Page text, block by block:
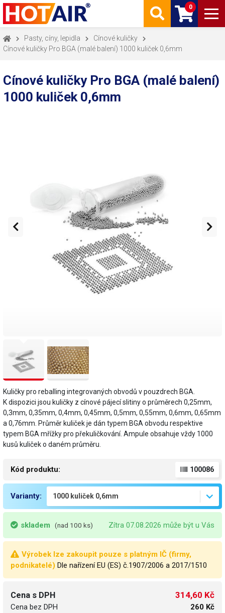
0
Pasty, cíny, lepidla
Cínové kuličky
Cínové kuličky Pro BGA (malé balení) 1000 kuliček 0,6mm
Cínové kuličky Pro BGA (malé balení)
1000 kuliček 0,6mm
Kuličky pro reballing integrovaných obvodů v pouzdrech BGA.
K dispozici jsou kuličky z cínové pájecí slitiny o průměrech 0,25mm,
0,3mm, 0,35mm, 0,4mm, 0,45mm, 0,5mm, 0,55mm, 0,6mm, 0,65mm
a 0,76mm. Průměr kuliček je dán typem BGA obvodu respektive
typem BGA mřížky pro překuličkování. Ampule obsahuje vždy 1000
kusů kuliček o daném průměru.
Kód produktu: 100086
Varianty:
skladem (nad 100 ks) Zítra 07.08.2026 může být u Vás
Výrobek lze zakoupit pouze s platným IČ (firmy,
podnikatelé) Dle nařízení EU (ES) č.1907/2006 a 2017/1510
Cena s DPH
Cena bez DPH
314,60 Kč
260 Kč